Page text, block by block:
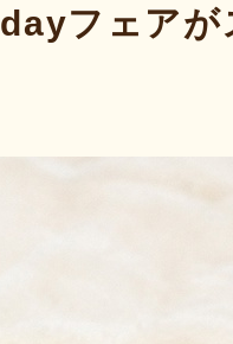
フェアが